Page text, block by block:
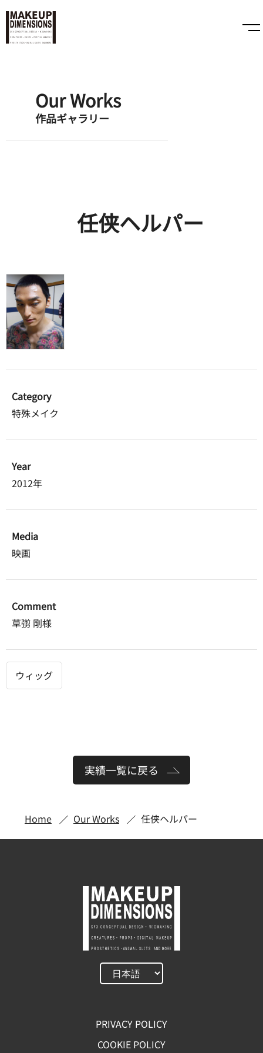
Our Works
作品ギャラリー
任侠ヘルパー
Category
特殊メイク
Year
2012年
Media
映画
Comment
草彅 剛様
ウィッグ
実績一覧に戻る
Home Our Works 任侠ヘルパー
PRIVACY POLICY
COOKIE POLICY